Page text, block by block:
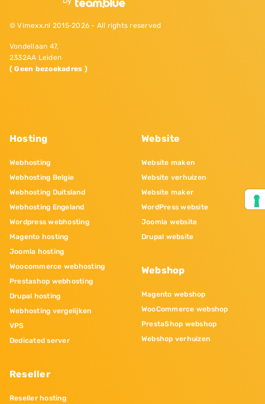
© Vimexx.nl 2015‐2026 - All rights reserved
Vondellaan 47,
2332AA Leiden
( Geen bezoekadres )
Hosting
Webhosting
Webhosting Belgie
Webhosting Duitsland
Webhosting Engeland
Wordpress webhosting
Magento hosting
Joomla hosting
Woocommerce webhosting
Prestashop webhosting
Drupal hosting
Webhosting vergelijken
VPS
Dedicated server
Reseller
Reseller hosting
Website
Website maken
Website verhuizen
Website maker
WordPress website
Joomla website
Drupal website
Webshop
Magento webshop
WooCommerce webshop
PrestaShop webshop
Webshop verhuizen